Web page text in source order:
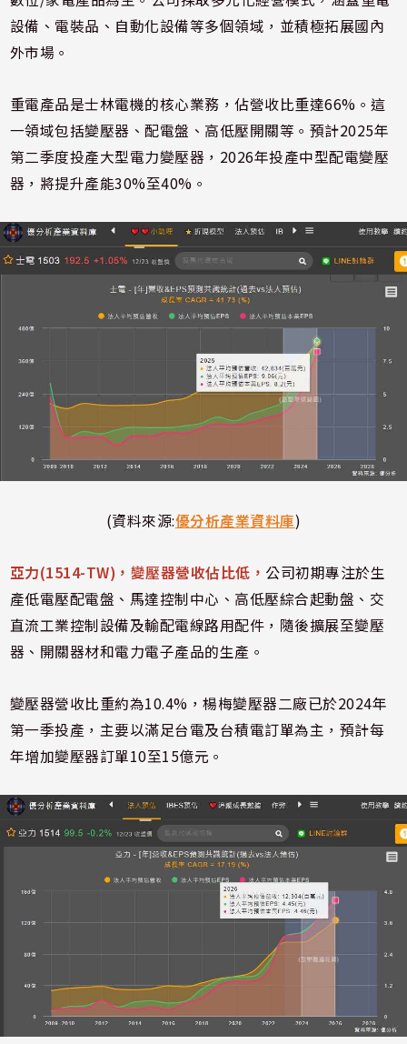
設備、電裝品、自動化設備等多個領域，並積極拓展國內
外市場。
重電產品是士林電機的核心業務，佔營收比重達66%。這
一領域包括變壓器、配電盤、高低壓開關等。預計2025年
第二季度投產大型電力變壓器，2026年投產中型配電變壓
器，將提升產能30%至40%。
(資料來源:優分析產業資料庫)
亞力(1514-TW)，變壓器營收佔比低， 公司初期專注於生
產低電壓配電盤、馬達控制中心、高低壓綜合起動盤、交
直流工業控制設備及輸配電線路用配件，隨後擴展至變壓
器、開關器材和電力電子產品的生產。
變壓器營收比重約為10.4%，楊梅變壓器二廠已於2024年
第一季投產，主要以滿足台電及台積電訂單為主，預計每
年增加變壓器訂單10至15億元。